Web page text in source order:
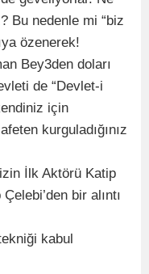
Bu nedenle mi “biz
özenerek!
Bey3den doları
de “Devlet-i
için
kurguladığınız
İlk Aktörü Katip
bir alıntı
kabul